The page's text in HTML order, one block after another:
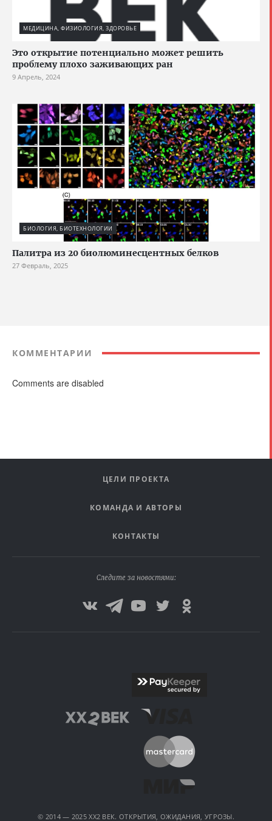
МЕДИЦИНА, ФИЗИОЛОГИЯ, ЗДОРОВЬЕ
Это открытие потенциально может решить
проблему плохо заживающих ран
9 Апрель, 2024
БИОЛОГИЯ, БИОТЕХНОЛОГИИ
Палитра из 20 биолюминесцентных белков
27 Февраль, 2025
КОММЕНТАРИИ
Comments are disabled
ЦЕЛИ ПРОЕКТА
КОМАНДА И АВТОРЫ
КОНТАКТЫ
Следите за новостями:
© 2014 — 2025 XX2 ВЕК. ОТКРЫТИЯ, ОЖИДАНИЯ, УГРОЗЫ.